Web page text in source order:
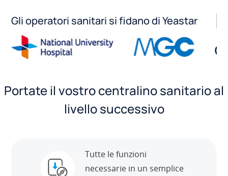
Gli operatori sanitari si fidano di Yeastar
Portate il vostro centralino sanitario al
livello successivo
Tutte le funzioni
necessarie in un semplice